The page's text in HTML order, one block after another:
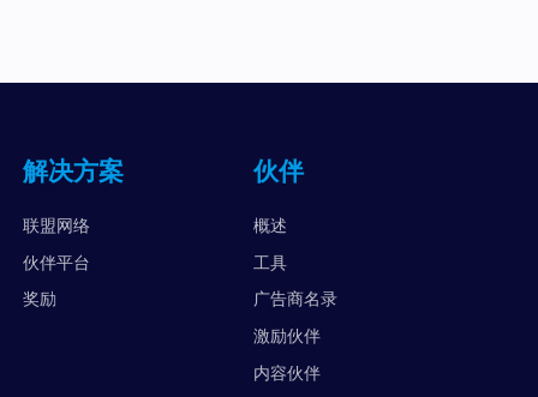
解决方案
联盟网络
伙伴平台
奖励
伙伴
概述
工具
广告商名录
激励伙伴
内容伙伴